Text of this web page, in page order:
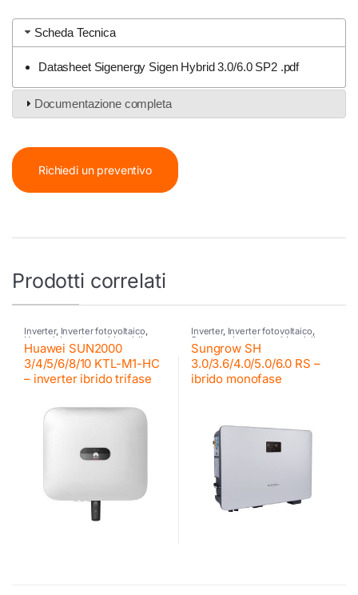
Scheda Tecnica
Datasheet Sigenergy Sigen Hybrid 3.0/6.0 SP2 .pdf
Documentazione completa
Richiedi un preventivo
Prodotti correlati
Inverter, Inverter fotovoltaico,
Huawei Inverter residenziali
Huawei,Inverter commerciali
Huawei ,Inverter ibrido ,Huawei
Huawei SUN2000
3/4/5/6/8/10 KTL-M1-HC
– inverter ibrido trifase
Inverter, Inverter fotovoltaico,
Sungrow Inverter residenziali
Sungrow,Inverter ibrido
Sungrow SH
3.0/3.6/4.0/5.0/6.0 RS –
ibrido monofase